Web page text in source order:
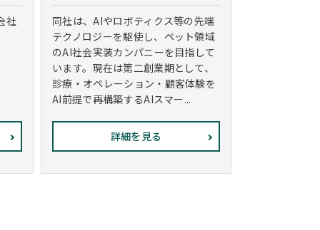
社
同社は、AIやロボティクス等の先端
テクノロジーを駆使し、ペット領域
のAI社会実装カンパニーを目指して
います。現在は第二創業期として、
診療・オペレーション・顧客体験を
AI前提で再構築するAIスマー...
詳細を見る